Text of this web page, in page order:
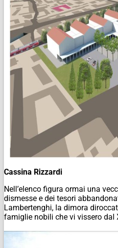
Cassina Rizzardi
Nell’elenco figura ormai una
dismesse e dei tesori
Lambertenghi, la dimora
famiglie nobili che vi vissero dal